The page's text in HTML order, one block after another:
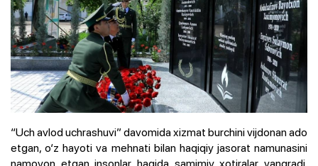
“Uch avlod uchrashuvi” davomida xizmat burchini vijdonan ado
etgan, o‘z hayoti va mehnati bilan haqiqiy jasorat namunasini